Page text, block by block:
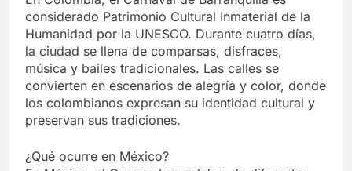
considerado Patrimonio Cultural Inmaterial de la
Humanidad por la UNESCO. Durante cuatro días,
la ciudad se llena de comparsas, disfraces,
música y bailes tradicionales. Las calles se
convierten en escenarios de alegría y color, donde
los colombianos expresan su identidad cultural y
preservan sus tradiciones.
¿Qué ocurre en México?